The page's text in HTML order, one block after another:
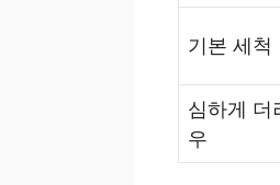
기본 세척
심하게 더
우